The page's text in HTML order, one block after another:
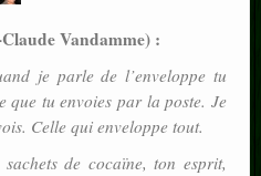
Vandamme) :
je parle de l’enveloppe tu
que tu envoies par la poste. Je
Celle qui enveloppe tout.
de cocaïne, ton esprit,